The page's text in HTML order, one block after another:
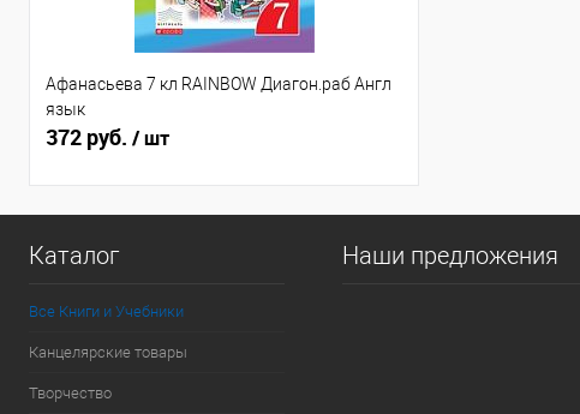
Афанасьева 7 кл RAINBOW Диагон.раб Англ
язык
372 руб. / шт
Каталог
Все Книги и Учебники
Канцелярские товары
Творчество
Наши предложения